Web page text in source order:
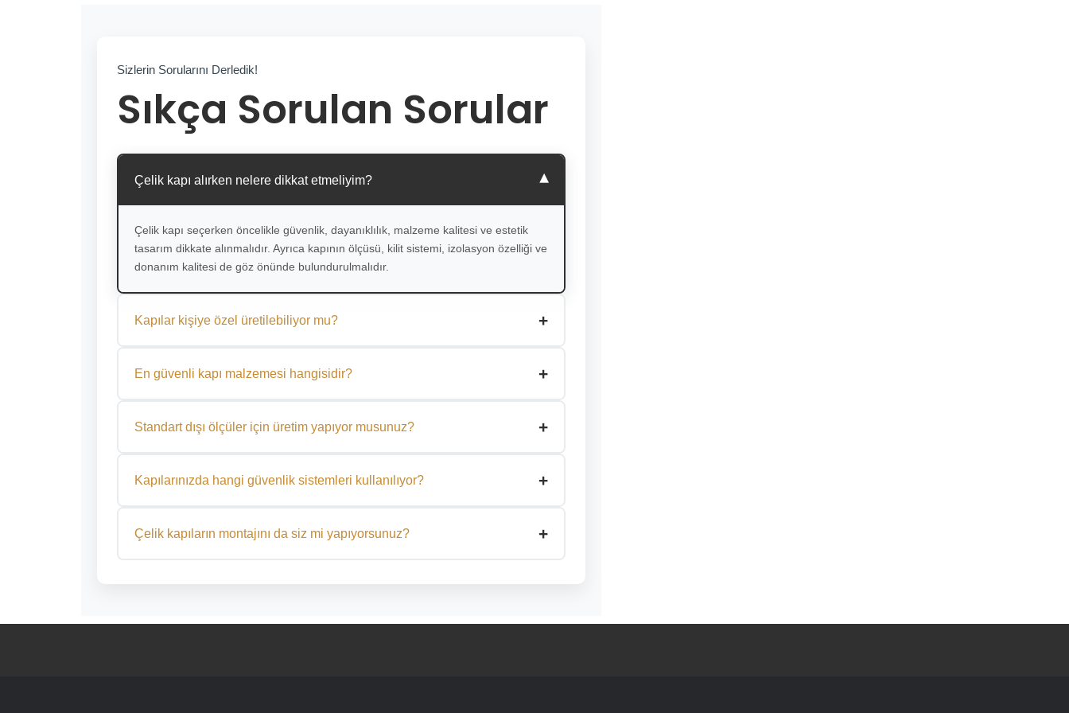
Sizlerin Sorularını Derledik!
Sıkça Sorulan Sorular
Çelik kapı alırken nelere dikkat etmeliyim? ▾
Çelik kapı seçerken öncelikle güvenlik, dayanıklılık, malzeme kalitesi ve estetik
tasarım dikkate alınmalıdır. Ayrıca kapının ölçüsü, kilit sistemi, izolasyon özelliği ve
donanım kalitesi de göz önünde bulundurulmalıdır.
Kapılar kişiye özel üretilebiliyor mu? +
donanım gibi detayları müşterilerimizin tercihine göre özelleştiriyoruz.
En güvenli kapı malzemesi hangisidir? +
direncine sahip olması nedeniyle villa ve daire kapılarında sıkça tercih edilir.
Standart dışı ölçüler için üretim yapıyor musunuz? +
size özel bir üretim süreci başlatıyoruz.
Kapılarınızda hangi güvenlik sistemleri kullanılıyor? +
dijital kilit sistemleri kullanılmaktadır. Bu sayede hem fiziki hem teknolojik güvenlik
Çelik kapıların montajını da siz mi yapıyorsunuz? +